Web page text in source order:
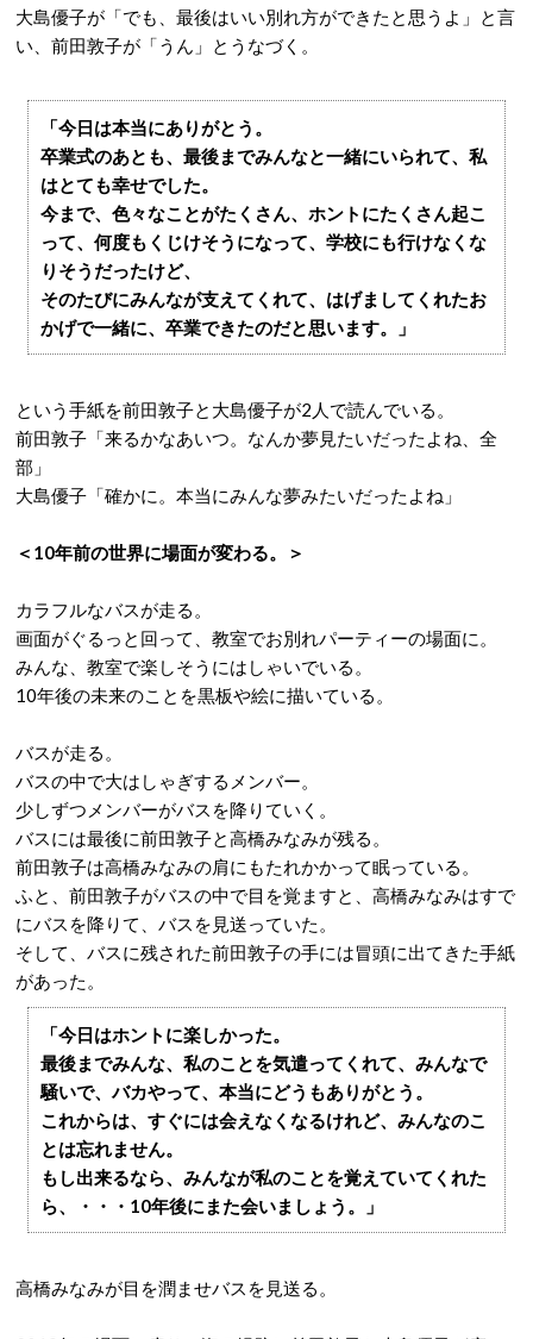
大島優子が「でも、最後はいい別れ方ができたと思うよ」と言
い、前田敦子が「うん」とうなづく。
「今日は本当にありがとう。
卒業式のあとも、最後までみんなと一緒にいられて、私
はとても幸せでした。
今まで、色々なことがたくさん、ホントにたくさん起こ
って、何度もくじけそうになって、学校にも行けなくな
りそうだったけど、
そのたびにみんなが支えてくれて、はげましてくれたお
かげで一緒に、卒業できたのだと思います。」
という手紙を前田敦子と大島優子が2人で読んでいる。
前田敦子「来るかなあいつ。なんか夢見たいだったよね、全
部」
大島優子「確かに。本当にみんな夢みたいだったよね」
＜10年前の世界に場面が変わる。＞
カラフルなバスが走る。
画面がぐるっと回って、教室でお別れパーティーの場面に。
みんな、教室で楽しそうにはしゃいでいる。
10年後の未来のことを黒板や絵に描いている。
バスが走る。
バスの中で大はしゃぎするメンバー。
少しずつメンバーがバスを降りていく。
バスには最後に前田敦子と高橋みなみが残る。
前田敦子は高橋みなみの肩にもたれかかって眠っている。
ふと、前田敦子がバスの中で目を覚ますと、高橋みなみはすで
にバスを降りて、バスを見送っていた。
そして、バスに残された前田敦子の手には冒頭に出てきた手紙
があった。
「今日はホントに楽しかった。
最後までみんな、私のことを気遣ってくれて、みんなで
騒いで、バカやって、本当にどうもありがとう。
これからは、すぐには会えなくなるけれど、みんなのこ
とは忘れません。
もし出来るなら、みんなが私のことを覚えていてくれた
ら、・・・10年後にまた会いましょう。」
高橋みなみが目を潤ませバスを見送る。